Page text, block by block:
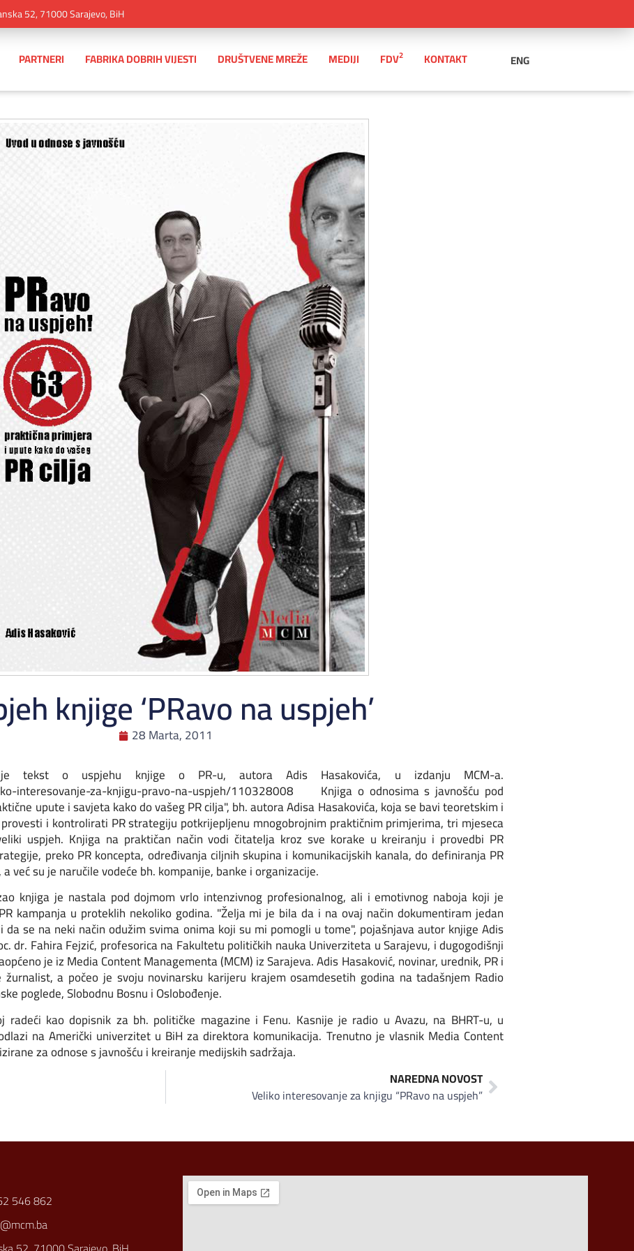
52, 71000 Sarajevo, BiH
PARTNERI FABRIKA DOBRIH VIJESTI DRUŠTVENE MREŽE MEDIJI FDV2 KONTAKT ENG
knjige ‘PRavo na uspjeh’
28 Marta, 2011
tekst o uspjehu knjige o PR-u, autora Adis Hasakovića, u izdanju MCM-a.
interesovanje-za-knjigu-pravo-na-uspjeh/110328008 Knjiga o odnosima s javnošću pod
upute i savjeta kako do vašeg PR cilja", bh. autora Adisa Hasakovića, koja se bavi teoretskim i
i kontrolirati PR strategiju potkrijepljenu mnogobrojnim praktičnim primjerima, tri mjeseca
uspjeh. Knjiga na praktičan način vodi čitatelja kroz sve korake u kreiranju i provedbi PR
preko PR koncepta, određivanja ciljnih skupina i komunikacijskih kanala, do definiranja PR
već su je naručile vodeće bh. kompanije, banke i organizacije.
knjiga je nastala pod dojmom vrlo intenzivnog profesionalnog, ali i emotivnog naboja koji je
kampanja u proteklih nekoliko godina. "Želja mi je bila da i na ovaj način dokumentiram jedan
se na neki način odužim svima onima koji su mi pomogli u tome", pojašnjava autor knjige Adis
dr. Fahira Fejzić, profesorica na Fakultetu političkih nauka Univerziteta u Sarajevu, i dugogodišnji
je iz Media Content Managementa (MCM) iz Sarajeva. Adis Hasaković, novinar, urednik, PR i
a počeo je svoju novinarsku karijeru krajem osamdesetih godina na tadašnjem Radio
poglede, Slobodnu Bosnu i Oslobođenje.
radeći kao dopisnik za bh. političke magazine i Fenu. Kasnije je radio u Avazu, na BHRT-u, u
na Američki univerzitet u BiH za direktora komunikacija. Trenutno je vlasnik Media Content
za odnose s javnošću i kreiranje medijskih sadržaja.
NAREDNA NOVOST
Veliko interesovanje za knjigu “PRavo na uspjeh”
546 862